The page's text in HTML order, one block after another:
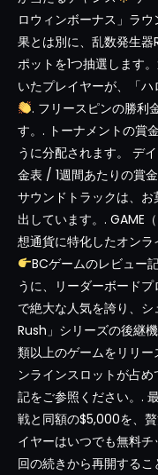
ロウィンボーナス」ラ
果とは別に、乱数発生器
ポットを1つ抽選します
いたプレイヤーが、「
. フリースピンの勝利
す。. トーナメントの賞
うに分配されます。 デ
金表 / 1週間あたりの賞
サウンドトラックは、
出しています。. GAME
想通貨に特化したオンラ
BCゲームのレビュー
うに、リーダーボード
で絶大な人気を誇り、
Rush」シリーズの後継
類以上のゲームをリリ
ンラインスロットが占
記をご参照ください。.
戦と同額の$5,000を、
イヤーはいつでも無料
回の続きから再開する